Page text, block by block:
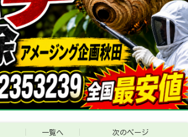
一覧へ 次のページ